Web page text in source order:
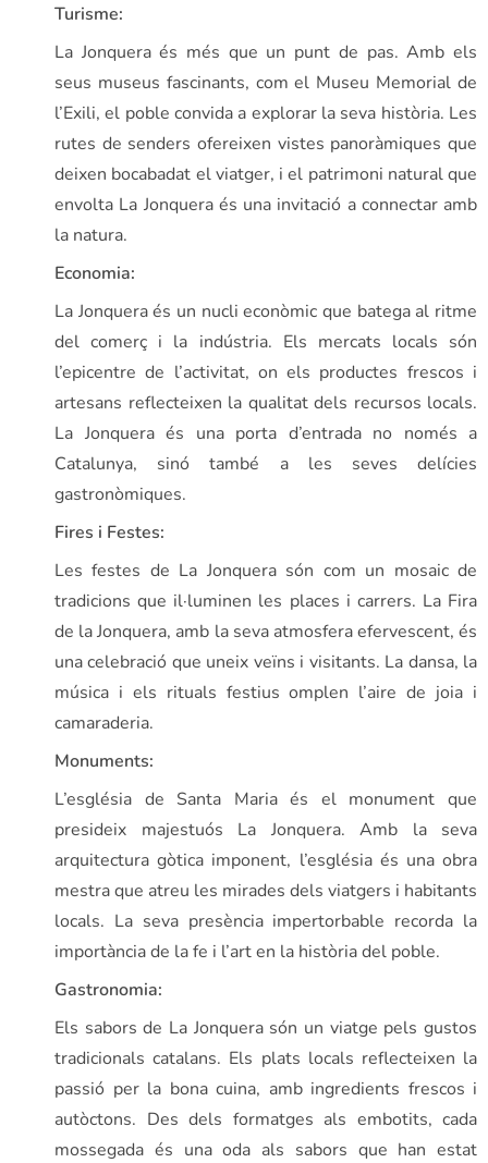
Turisme:
La Jonquera és més que un punt de pas. Amb els
seus museus fascinants, com el Museu Memorial de
l’Exili, el poble convida a explorar la seva història. Les
rutes de senders ofereixen vistes panoràmiques que
deixen bocabadat el viatger, i el patrimoni natural que
envolta La Jonquera és una invitació a connectar amb
la natura.
Economia:
La Jonquera és un nucli econòmic que batega al ritme
del comerç i la indústria. Els mercats locals són
l’epicentre de l’activitat, on els productes frescos i
artesans reflecteixen la qualitat dels recursos locals.
La Jonquera és una porta d’entrada no només a
Catalunya, sinó també a les seves delícies
gastronòmiques.
Fires i Festes:
Les festes de La Jonquera són com un mosaic de
tradicions que il·luminen les places i carrers. La Fira
de la Jonquera, amb la seva atmosfera efervescent, és
una celebració que uneix veïns i visitants. La dansa, la
música i els rituals festius omplen l’aire de joia i
camaraderia.
Monuments:
L’església de Santa Maria és el monument que
presideix majestuós La Jonquera. Amb la seva
arquitectura gòtica imponent, l’església és una obra
mestra que atreu les mirades dels viatgers i habitants
locals. La seva presència impertorbable recorda la
importància de la fe i l’art en la història del poble.
Gastronomia:
Els sabors de La Jonquera són un viatge pels gustos
tradicionals catalans. Els plats locals reflecteixen la
passió per la bona cuina, amb ingredients frescos i
autòctons. Des dels formatges als embotits, cada
mossegada és una oda als sabors que han estat